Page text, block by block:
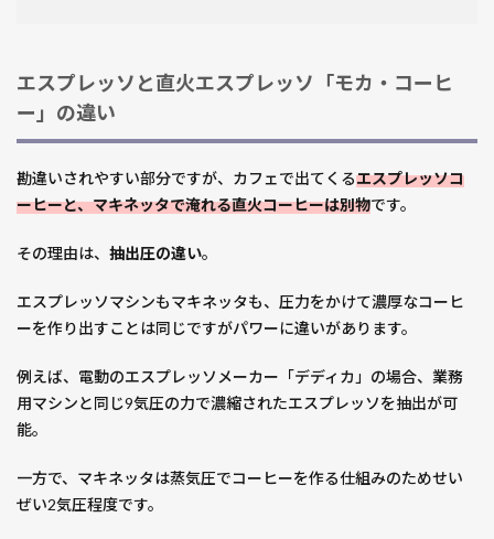
レ
ス」
のデ
ット
【ま
め】
モ
カ・
スプ
レス
でイ
アン
なコ
エスプレッソと直火エスプレッソ「モカ・コーヒ
ー」の違い
勘違いされやすい部分ですが、カフェで出てくるエスプレッソコ
ーヒーと、マキネッタで淹れる直火コーヒーは別物です。
その理由は、 抽出圧の違い。
エスプレッソマシンもマキネッタも、圧力をかけて濃厚なコーヒ
ーを作り出すことは同じですがパワーに違いがあります。
例えば、電動のエスプレッソメーカー「デディカ」の場合、業務
用マシンと同じ9気圧の力で濃縮されたエスプレッソを抽出が可
能。
一方で、マキネッタは蒸気圧でコーヒーを作る仕組みのためせい
ぜい2気圧程度です。